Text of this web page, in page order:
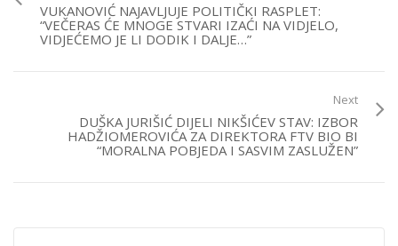
VUKANOVIĆ NAJAVLJUJE POLITIČKI RASPLET:
“VEČERAS ĆE MNOGE STVARI IZAĆI NA VIDJELO,
VIDJEĆEMO JE LI DODIK I DALJE…”
Next
DUŠKA JURIŠIĆ DIJELI NIKŠIĆEV STAV: IZBOR
HADŽIOMEROVIĆA ZA DIREKTORA FTV BIO BI
“MORALNA POBJEDA I SASVIM ZASLUŽEN”